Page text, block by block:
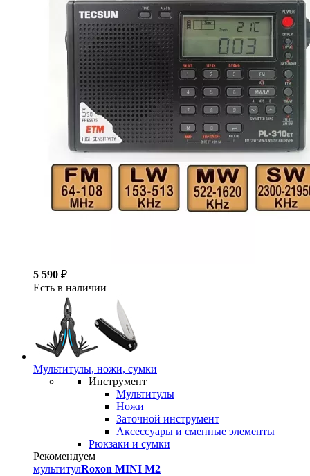
5 590 ₽
Есть в наличии
Мультитулы, ножи, сумки
Инструмент
Мультитулы
Ножи
Заточной инструмент
Аксессуары и сменные элементы
Рюкзаки и сумки
Рекомендуем
мультитулRoxon MINI M2